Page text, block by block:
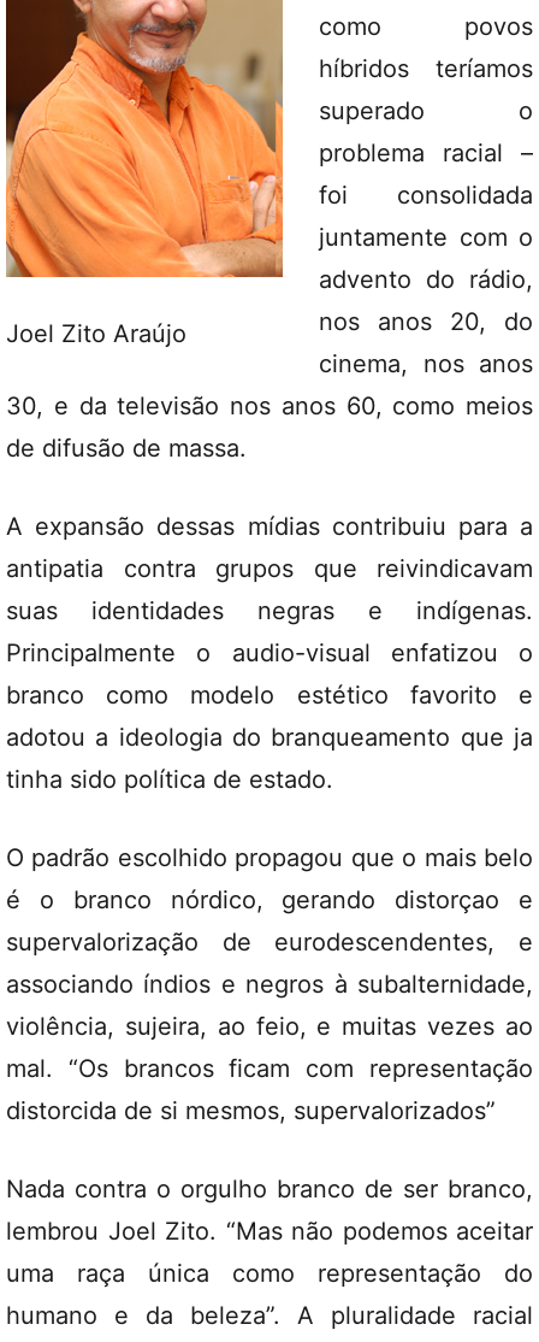
Joel Zito Araújo
como povos
híbridos teríamos
superado o
problema racial –
foi consolidada
juntamente com o
advento do rádio,
nos anos 20, do
cinema, nos anos
30, e da televisão nos anos 60, como meios
de difusão de massa.
A expansão dessas mídias contribuiu para a
antipatia contra grupos que reivindicavam
suas identidades negras e indígenas.
Principalmente o audio-visual enfatizou o
branco como modelo estético favorito e
adotou a ideologia do branqueamento que ja
tinha sido política de estado.
O padrão escolhido propagou que o mais belo
é o branco nórdico, gerando distorçao e
supervalorização de eurodescendentes, e
associando índios e negros à subalternidade,
violência, sujeira, ao feio, e muitas vezes ao
mal. “Os brancos ficam com representação
distorcida de si mesmos, supervalorizados”
Nada contra o orgulho branco de ser branco,
lembrou Joel Zito. “Mas não podemos aceitar
uma raça única como representação do
humano e da beleza”. A pluralidade racial